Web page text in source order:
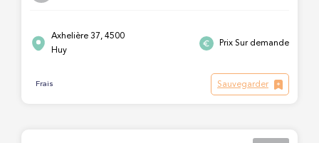
Axhelière 37, 4500
Huy
Prix Sur demande
Frais Sauvegarder